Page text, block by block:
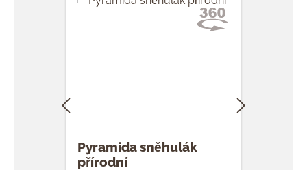
Pyramida sněhulák
přírodní